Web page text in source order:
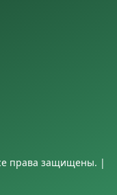
права защищены. |